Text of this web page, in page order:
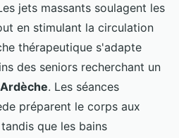
jets massants soulagent les
en stimulant la circulation
thérapeutique s'adapte
des seniors recherchant un
. Les séances
préparent le corps aux
que les bains